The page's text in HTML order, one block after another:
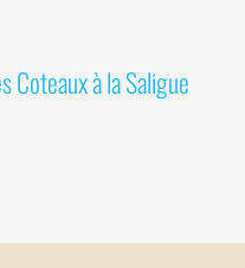
Coteaux à la Saligue